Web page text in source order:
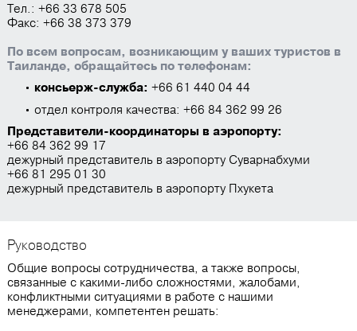
Тел.: +66 33 678 505
Факс: +66 38 373 379
По всем вопросам, возникающим у ваших туристов в
Таиланде, обращайтесь по телефонам:
консьерж-служба: +66 61 440 04 44
отдел контроля качества: +66 84 362 99 26
Представители-координаторы в аэропорту:
+66 84 362 99 17
дежурный представитель в аэропорту Суварнабхуми
+66 81 295 01 30
дежурный представитель в аэропорту Пхукета
Руководство
Общие вопросы сотрудничества, а также вопросы,
связанные с какими-либо сложностями, жалобами,
конфликтными ситуациями в работе с нашими
менеджерами, компетентен решать: